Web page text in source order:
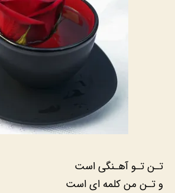
تـن تـو آهـنگی است
و تـن من کلمه ای است